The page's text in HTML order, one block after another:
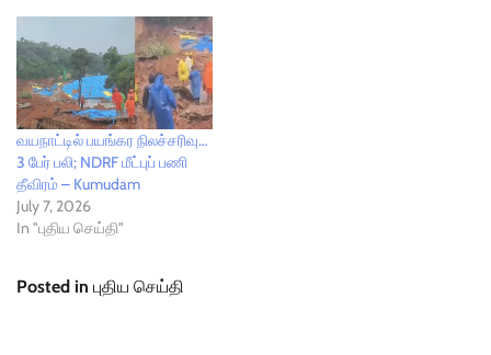
வயநாட்டில் பயங்கர நிலச்சரிவு…
3 பேர் பலி; NDRF மீட்புப் பணி
தீவிரம் – Kumudam
July 7, 2026
In "புதிய செய்தி"
Posted in புதிய செய்தி